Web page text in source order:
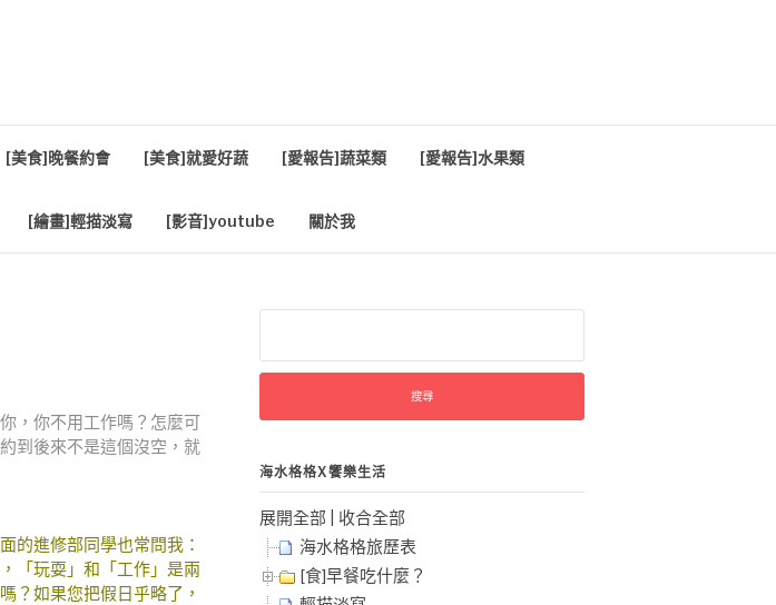
[美食]晚餐約會 [美食]就愛好蔬 [愛報告]蔬菜類 [愛報告]水果類
[繪畫]輕描淡寫 [影音]youtube 關於我
，你不用工作嗎？怎麼可
到後來不是這個沒空，就
進修部同學也常問我：
「玩耍」和「工作」是兩
？如果您把假日乎略了，
關
字:
海水格格X饗樂生活
展開全部
收合全部
海水格格旅歷表
[食]早餐吃什麼？